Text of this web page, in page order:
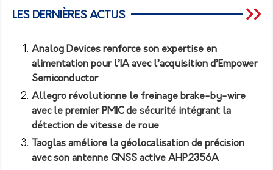
LES DERNIÈRES ACTUS
Analog Devices renforce son expertise en
alimentation pour l’IA avec l’acquisition d’Empower
Semiconductor
Allegro révolutionne le freinage brake-by-wire
avec le premier PMIC de sécurité intégrant la
détection de vitesse de roue
Taoglas améliore la géolocalisation de précision
avec son antenne GNSS active AHP2356A